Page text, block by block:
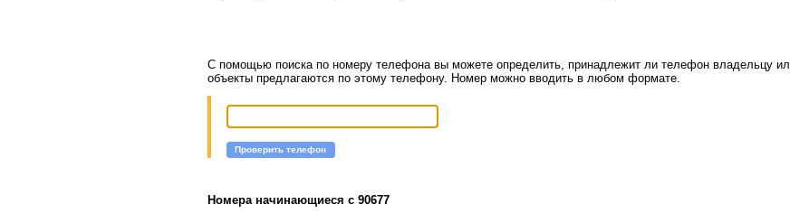
С помощью поиска по номеру телефона вы можете определить, принадлежит ли телефон владельцу
объекты предлагаются по этому телефону. Номер можно вводить в любом формате.
Проверить телефон
Номера начинающиеся с 90677